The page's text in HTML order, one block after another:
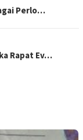
Perlo…
Rapat Ev…